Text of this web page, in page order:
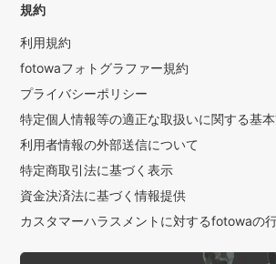
規約
利用規約
fotowaフォトグラファー規約
プライバシーポリシー
特定個人情報等の適正な取扱いに関する基
利用者情報の外部送信について
特定商取引法に基づく表示
資金決済法に基づく情報提供
カスタマーハラスメントに対するfotowaの